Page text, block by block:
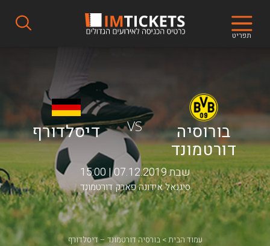
תפריט
בורוסיה
דורטמונד
VS דיסלדורף
שבת 07.12.2019 | 15:00
סיגנאל אידונה פארק דורטמונד
בורסיה דורטמונד – דיסלדורף עמוד הבית